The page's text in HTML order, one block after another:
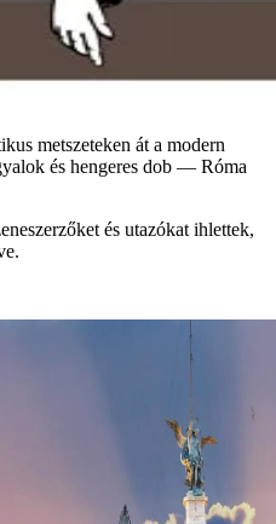
metszeteken át a modern
és hengeres dob — Róma
és utazókat ihlettek,